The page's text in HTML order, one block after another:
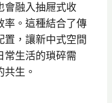
會融入抽屜式收
率。這種結合了傳
置，讓新中式空間
常生活的瑣碎需
生。